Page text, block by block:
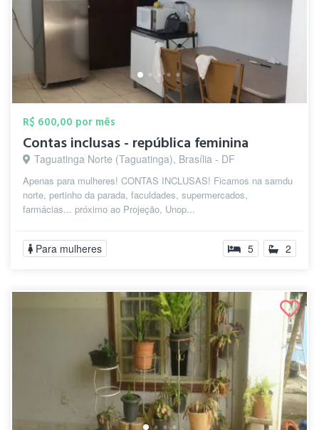
R$ 600,00 por mês
Contas inclusas - república feminina
Taguatinga Norte (Taguatinga), Brasília - DF
Apenas para mulheres! CONTAS INCLUSAS! Ficamos na samdu
norte, pertinho da parada, faculdades, supermercados,
farmácias... próximo ao Projeção, Unop...
Para mulheres 5 2